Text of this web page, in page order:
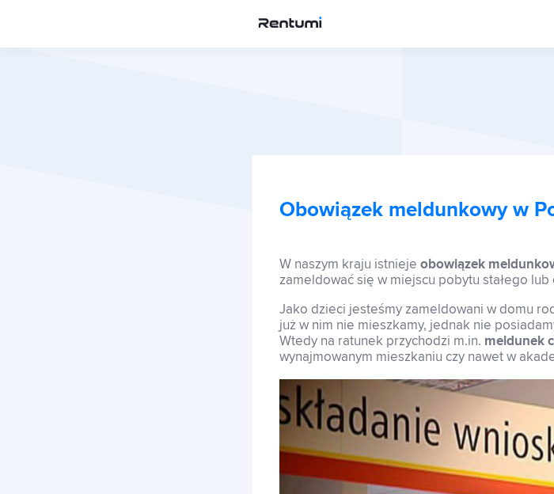
Centrum Inwestora
Szkolenia
Sklep
Franczyza
Obowiązek meldunkowy w
W naszym kraju istnieje obowiązek
zameldować się w miejscu pobytu stałego lub
Jako dzieci jesteśmy zameldowani w domu
już w nim nie mieszkamy, jednak nie
Wtedy na ratunek przychodzi m.in. meldunek
wynajmowanym mieszkaniu czy nawet w